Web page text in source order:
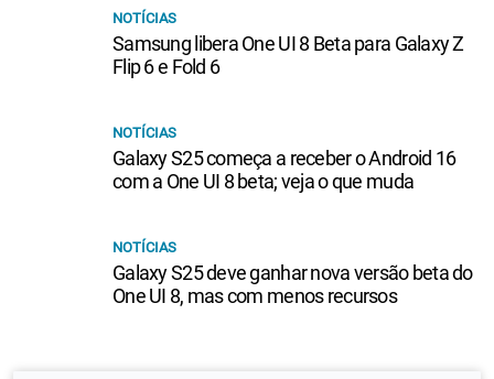
NOTÍCIAS
Samsung libera One UI 8 Beta para Galaxy Z
Flip 6 e Fold 6
NOTÍCIAS
Galaxy S25 começa a receber o Android 16
com a One UI 8 beta; veja o que muda
NOTÍCIAS
Galaxy S25 deve ganhar nova versão beta do
One UI 8, mas com menos recursos